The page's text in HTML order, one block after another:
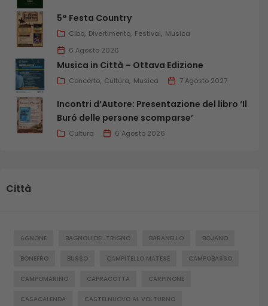
5° Festa Country
Cibo Divertimento Festival Musica
6 Agosto 2026
Musica in Città – Ottava Edizione
Concerto Cultura Musica 7 Agosto 2027
Incontri d’Autore: Presentazione del libro ‘Il
Buró delle persone scomparse’
Cultura 6 Agosto 2026
Città
AGNONE BAGNOLI DEL TRIGNO BARANELLO BOJANO
BONEFRO BUSSO CAMPITELLO MATESE CAMPOBASSO
CAMPOMARINO CAPRACOTTA CARPINONE
CASACALENDA CASTELNUOVO AL VOLTURNO